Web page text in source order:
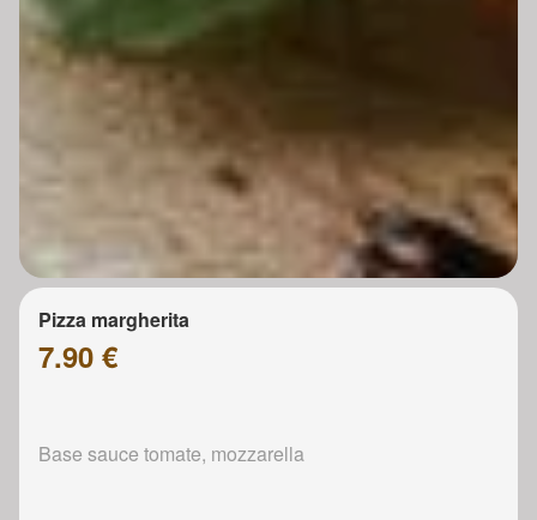
Pizza margherita
7.90 €
Base sauce tomate, mozzarella